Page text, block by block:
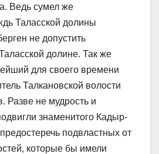
Ведь сумел же
Таласской долины
не допустить
долине. Так же
для своего времени
Талкановской волости
не мудрость и
знаменитого Кадыр-
подвластных от
которые бы имели